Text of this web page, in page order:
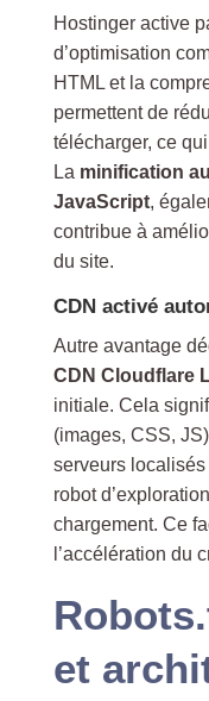
Hostinger active
d’optimisation
HTML et la
permettent de
télécharger, ce
La minification
JavaScript,
contribue à
du site.
CDN activé
Autre avantage
CDN Cloudflare
initiale. Cela
(images, CSS,
serveurs
robot
chargement. Ce
l’accélération du
et